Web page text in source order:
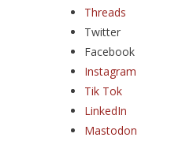
Threads
Twitter
Facebook
Instagram
Tik Tok
LinkedIn
Mastodon